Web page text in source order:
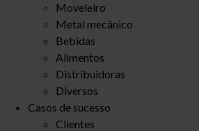
Moveleiro
Metal mecânico
Bebidas
Alimentos
Distribuidoras
Diversos
Casos de sucesso
Clientes